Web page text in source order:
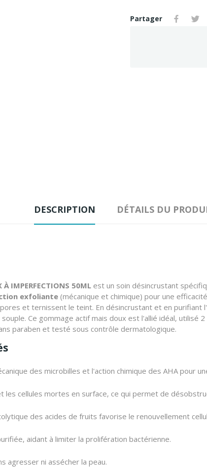
Partager
DESCRIPTION DÉTAILS DU
À IMPERFECTIONS 50ML est un soin désincrustant
exfoliante (mécanique et chimique) pour une
et ternissent le teint. En désincrustant et en
Ce gommage actif mais doux est l'allié idéal,
paraben et testé sous contrôle dermatologique.
des microbilles et l'action chimique des AHA pour
les cellules mortes en surface, ce qui permet de
des acides de fruits favorise le renouvellement
aidant à limiter la prolifération bactérienne.
agresser ni assécher la peau.